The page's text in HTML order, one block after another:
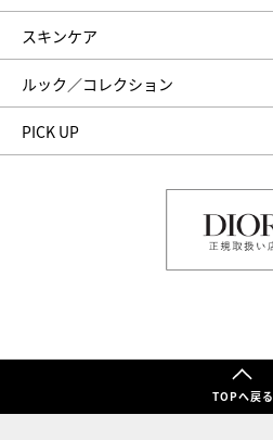
スキンケア
ルック／コレクション
PICK UP
TOPへ戻る